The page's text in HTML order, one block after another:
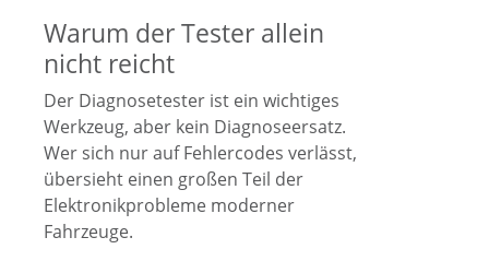
Warum der Tester allein
nicht reicht
Der Diagnosetester ist ein wichtiges
Werkzeug, aber kein Diagnoseersatz.
Wer sich nur auf Fehlercodes verlässt,
übersieht einen großen Teil der
Elektronikprobleme moderner
Fahrzeuge.